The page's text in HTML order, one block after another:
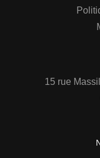
15 rue